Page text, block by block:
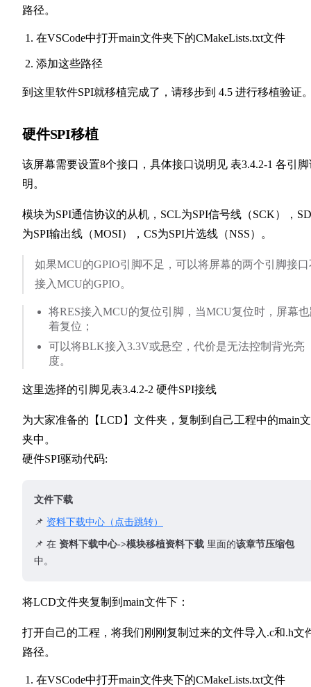
路径。
在VSCode中打开main文件夹下的CMakeLists.txt文件
添加这些路径
到这里软件SPI就移植完成了，请移步到 4.5 进行移植验证
硬件SPI移植
该屏幕需要设置8个接口，具体接口说明见 表3.4.2-1 各引
明。
模块为SPI通信协议的从机，SCL为SPI信号线（SCK），
为SPI输出线（MOSI），CS为SPI片选线（NSS）。
如果MCU的GPIO引脚不足，可以将屏幕的两个引脚接口
接入MCU的GPIO。
将RES接入MCU的复位引脚，当MCU复位时，屏幕
着复位；
可以将BLK接入3.3V或悬空，代价是无法控制背光亮
度。
这里选择的引脚见表3.4.2-2 硬件SPI接线
为大家准备的【LCD】文件夹，复制到自己工程中的main
夹中。
硬件SPI驱动代码:
文件下载
📌 资料下载中心（点击跳转）
📌 在 资料下载中心->模块移植资料下载 里面的该章节压缩包
中。
将LCD文件夹复制到main文件下：
打开自己的工程，将我们刚刚复制过来的文件导入.c和.h文
路径。
在VSCode中打开main文件夹下的CMakeLists.txt文件